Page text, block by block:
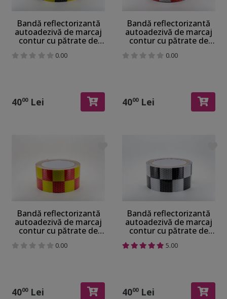
Bandă reflectorizantă
autoadezivă de marcaj
contur cu pătrate de
culoare galben-negru
pentru siguranța
0.00
4000Lei
Bandă reflectorizantă
autoadezivă de marcaj
contur cu pătrate de
siguranța rutieră, rolă 5
0.00
4000Lei
Bandă reflectorizantă
autoadezivă de marcaj
contur cu pătrate de
culoare galben-roșu
pentru siguranța
0.00
4000Lei
Bandă reflectorizantă
autoadezivă de marcaj
contur cu pătrate de
culoare alb-negru
pentru siguranța
5.00
4000Lei